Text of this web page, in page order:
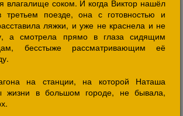
влагалище соком. И когда Виктор нашёл
третьем поезде, она с готовностью и
ляжки, и уже не краснела и не
а смотрела прямо в глаза сидящим
бесстыже рассматривающим её
на станции, на которой Наташа
жизни в большом городе, не бывала,